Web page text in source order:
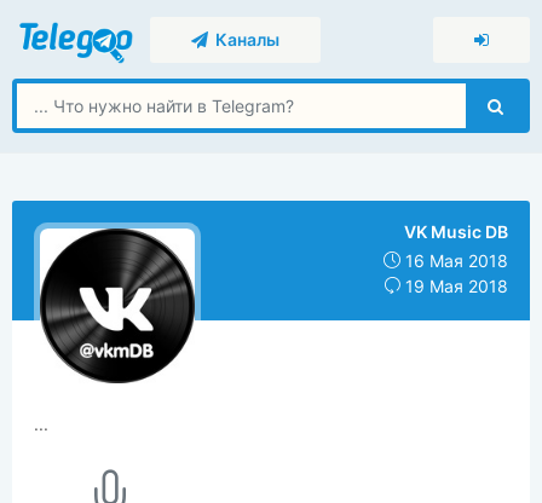
Каналы
VK Music DB
16 Мая 2018
19 Мая 2018
...